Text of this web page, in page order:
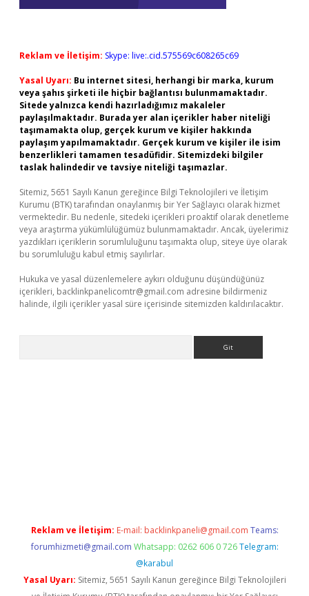
Reklam ve İletişim: Skype: live:.cid.575569c608265c69
Yasal Uyarı: Bu internet sitesi, herhangi bir marka, kurum
veya şahıs şirketi ile hiçbir bağlantısı bulunmamaktadır.
Sitede yalnızca kendi hazırladığımız makaleler
paylaşılmaktadır. Burada yer alan içerikler haber niteliği
taşımamakta olup, gerçek kurum ve kişiler hakkında
paylaşım yapılmamaktadır. Gerçek kurum ve kişiler ile isim
benzerlikleri tamamen tesadüfidir. Sitemizdeki bilgiler
taslak halindedir ve tavsiye niteliği taşımazlar.
Sitemiz, 5651 Sayılı Kanun gereğince Bilgi Teknolojileri ve İletişim
Kurumu (BTK) tarafından onaylanmış bir Yer Sağlayıcı olarak hizmet
vermektedir. Bu nedenle, sitedeki içerikleri proaktif olarak denetleme
veya araştırma yükümlülüğümüz bulunmamaktadır. Ancak, üyelerimiz
yazdıkları içeriklerin sorumluluğunu taşımakta olup, siteye üye olarak
bu sorumluluğu kabul etmiş sayılırlar.
Hukuka ve yasal düzenlemelere aykırı olduğunu düşündüğünüz
içerikleri, backlinkpanelicomtr@gmail.com adresine bildirmeniz
halinde, ilgili içerikler yasal süre içerisinde sitemizden kaldırılacaktır.
Reklam ve İletişim: E-mail: backlinkpaneli@gmail.com Teams:
forumhizmeti@gmail.com Whatsapp: 0262 606 0 726 Telegram:
@karabul
Yasal Uyarı: Sitemiz, 5651 Sayılı Kanun gereğince Bilgi Teknolojileri